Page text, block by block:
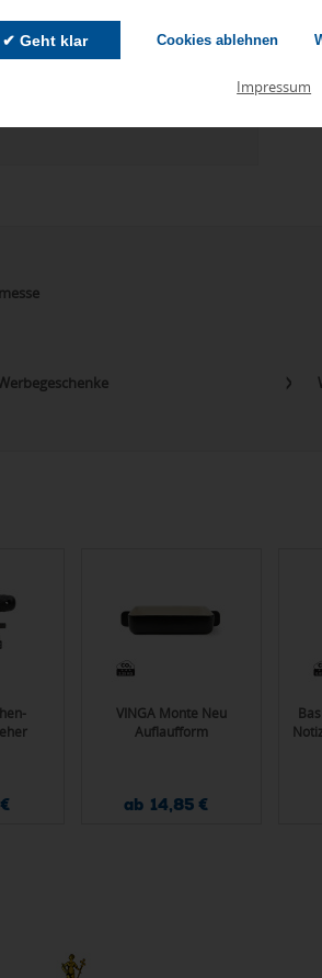
✔ Geht klar Cookies ablehnen
Impressum
und Produktinformationen kommen.
Direktimport erhalten Sie auf
VINGA Monte Neu
Auflaufform
ab 14,85 €